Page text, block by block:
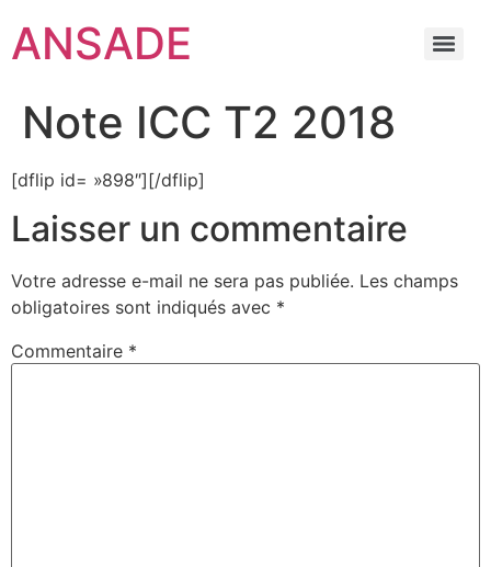
ANSADE
Note ICC T2 2018
[dflip id= »898″][/dflip]
Laisser un commentaire
Votre adresse e-mail ne sera pas publiée. Les champs
obligatoires sont indiqués avec *
Commentaire *